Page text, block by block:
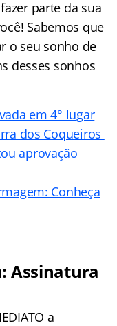
parte da sua
Sabemos que
o seu sonho de
desses sonhos
em 4° lugar
dos Coqueiros
aprovação
Conheça
Assinatura
a